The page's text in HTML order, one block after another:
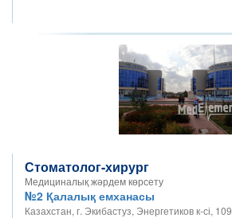
Стоматолог-хирург
Медициналық жәрдем көрсету
№2 Қалалық емханасы
Казахстан, г. Экибастуз, Энергетиков к-сі, 109